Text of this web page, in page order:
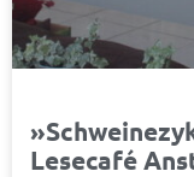
Lesecafé